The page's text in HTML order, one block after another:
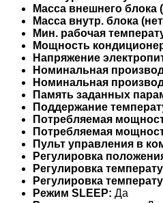
Масса внешнего блока
Масса внутр. блока
Мин. рабочая
Мощность
Напряжение
Номинальная
Номинальная
Память заданных
Поддержание
Потребляемая
Потребляемая
Пульт управления в
Регулировка
Регулировка
Регулировка
Режим SLEEP: Да